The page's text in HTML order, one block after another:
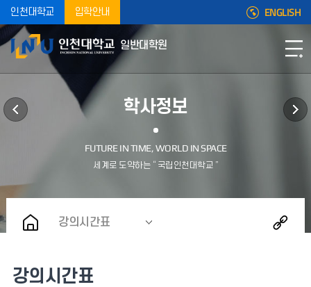
인천대학교 입학안내 ENGLISH
일반대학원
학사정보
강의시간표
강의시간표